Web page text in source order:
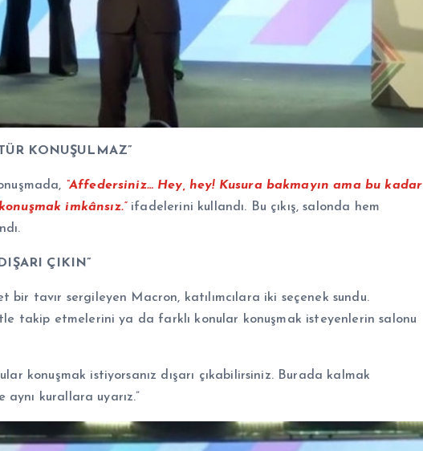
KONUŞULMAZ”
“Affedersiniz… Hey, hey! Kusura bakmayın ama bu kadar
imkânsız.”ifadelerini kullandı. Bu çıkış, salonda hem
ÇIKIN”
bir tavır sergileyen Macron, katılımcılara iki seçenek sundu.
takip etmelerini ya da farklı konular konuşmak isteyenlerin salonu
konuşmak istiyorsanız dışarı çıkabilirsiniz. Burada kalmak
aynı kurallara uyarız.”